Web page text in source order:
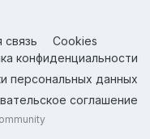
связь
Cookies
конфиденциальности
персональных данных
соглашение